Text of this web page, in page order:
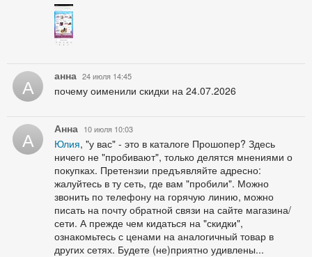
А анна 24 июля 14:45
почему оименили скидки на 24.07.2026
А Анна 10 июля 10:03
Юлия, "у вас" - это в каталоге Прошопер? Здесь
ничего не "пробивают", только делятся мнениями о
покупках. Претензии предъявляйте адресно:
жалуйтесь в ту сеть, где вам "пробили". Можно
звонить по телефону на горячую линию, можно
писать на почту обратной связи на сайте магазина/
сети. А прежде чем кидаться на "скидки",
ознакомьтесь с ценами на аналогичный товар в
других сетях. Будете (не)приятно удивлены...